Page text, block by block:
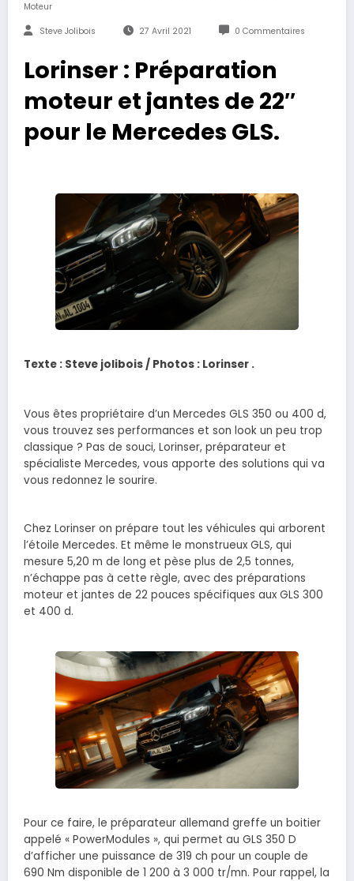
Moteur
Steve Jolibois 27 Avril 2021 0 Commentaires
Lorinser : Préparation
moteur et jantes de 22″
pour le Mercedes GLS.
Texte : Steve jolibois / Photos : Lorinser .
Vous êtes propriétaire d’un Mercedes GLS 350 ou 400 d,
vous trouvez ses performances et son look un peu trop
classique ? Pas de souci, Lorinser, préparateur et
spécialiste Mercedes, vous apporte des solutions qui va
vous redonnez le sourire.
Chez Lorinser on prépare tout les véhicules qui arborent
l’étoile Mercedes. Et même le monstrueux GLS, qui
mesure 5,20 m de long et pèse plus de 2,5 tonnes,
n’échappe pas à cette règle, avec des préparations
moteur et jantes de 22 pouces spécifiques aux GLS 300
et 400 d.
Pour ce faire, le préparateur allemand greffe un boitier
appelé « PowerModules », qui permet au GLS 350 D
d’afficher une puissance de 319 ch pour un couple de
690 Nm disponible de 1 200 à 3 000 tr/mn. Pour rappel, la